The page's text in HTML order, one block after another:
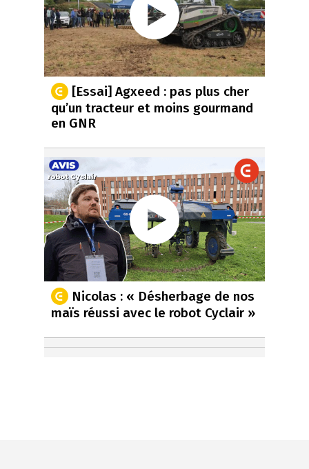
[Essai] Agxeed : pas plus cher
qu’un tracteur et moins gourmand
en GNR
Nicolas : « Désherbage de nos
maïs réussi avec le robot Cyclair »